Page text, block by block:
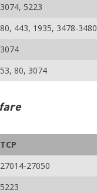
3074, 5223
80, 443, 1935, 3478-3480
3074
53, 80, 3074
TCP
27014-27050
5223